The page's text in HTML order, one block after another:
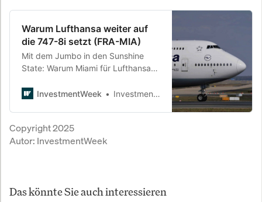
Warum Lufthansa weiter auf
die 747-8i setzt (FRA-MIA)
Mit dem Jumbo in den Sunshine
State: Warum Miami für Lufthansa
was das über den Kampf um
InvestmentWeek InvestmentWeek
Copyright 2025
Autor: InvestmentWeek
Das könnte Sie auch interessieren